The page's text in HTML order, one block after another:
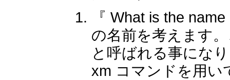
『 What is the
の名前を考えます
と呼ばれる事にな
xm コマンドを用い